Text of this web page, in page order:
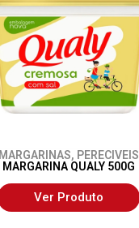
MARGARINAS, PERECIVEIS
MARGARINA QUALY 500G
Ver Produto